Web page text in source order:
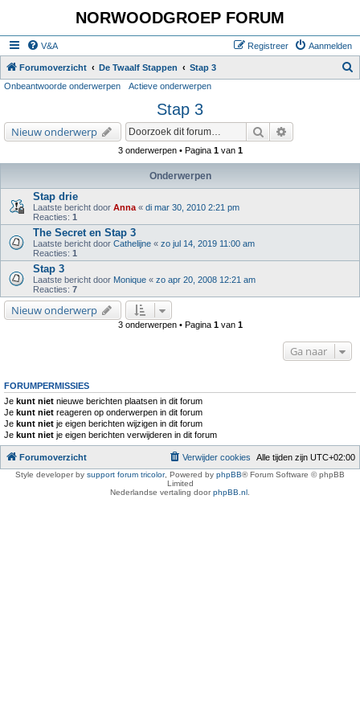
NORWOODGROEP FORUM
V&A Aanmelden
Registreer
Forumoverzicht De Twaalf Stappen Stap 3
Onbeantwoorde onderwerpen Actieve onderwerpen
Stap 3
Nieuw onderwerp Zoek
3 onderwerpen • Pagina 1van 1
Onderwerpen
Stap drie
Laatste bericht door Anna « di mar 30, 2010 2:21 pm
Reacties: 1
The Secret en Stap 3
Laatste bericht door Cathelijne « zo jul 14, 2019 11:00 am
Reacties: 1
Stap 3
Laatste bericht door Monique « zo apr 20, 2008 12:21 am
Reacties: 7
Nieuw onderwerp
3 onderwerpen • Pagina 1van 1
Ga naar
FORUMPERMISSIES
Je kunt niet nieuwe berichten plaatsen in dit forum
Je kunt niet reageren op onderwerpen in dit forum
Je kunt niet je eigen berichten wijzigen in dit forum
Je kunt niet je eigen berichten verwijderen in dit forum
Forumoverzicht Alle tijden zijn UTC+02:00
Verwijder cookies
Style developer by support forum tricolor, Powered by phpBB® Forum Software © phpBB
Limited
Nederlandse vertaling doorphpBB.nl